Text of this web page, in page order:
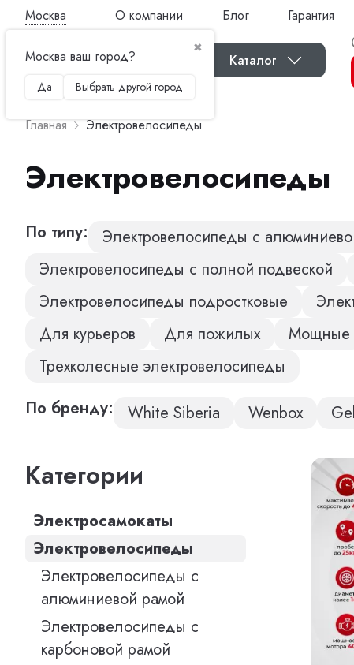
Москва
✖
Москва ваш город?
Да Выбрать другой город
О компании Блог Гарантия
Каталог
Главная Электровелосипеды
Электровелосипеды
По типу: Электровелосипеды с
Электровелосипеды с полной подвеской
Электровелосипеды подростковые
Для курьеров
Для пожилых Мощные
Трехколесные электровелосипеды
По бренду:
White Siberia Wenbox
Категории
Электросамокаты
Электровелосипеды
Электровелосипеды с
алюминиевой рамой
Электровелосипеды с
карбоновой рамой